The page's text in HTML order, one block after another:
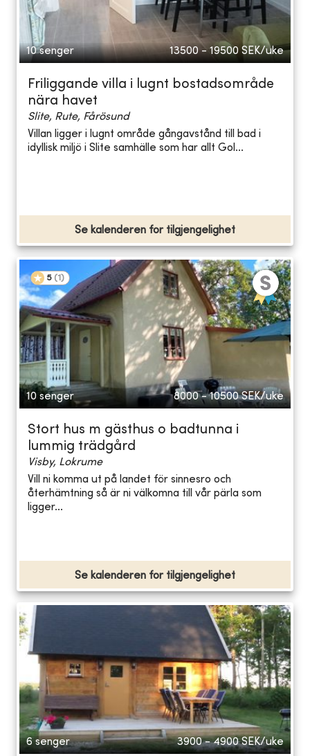
10 senger 13500 - 19500 SEK/uke
Friliggande villa i lugnt bostadsområde
nära havet
Slite, Rute, Fårösund
Villan ligger i lugnt område gångavstånd till bad i
idyllisk miljö i Slite samhälle som har allt Gol...
Se kalenderen for tilgjengelighet
5 (1 )
10 senger 8000 - 10500 SEK/uke
Stort hus m gästhus o badtunna i
lummig trädgård
Visby, Lokrume
Vill ni komma ut på landet för sinnesro och
återhämtning så är ni välkomna till vår pärla som
ligger...
Se kalenderen for tilgjengelighet
6 senger 3900 - 4900 SEK/uke